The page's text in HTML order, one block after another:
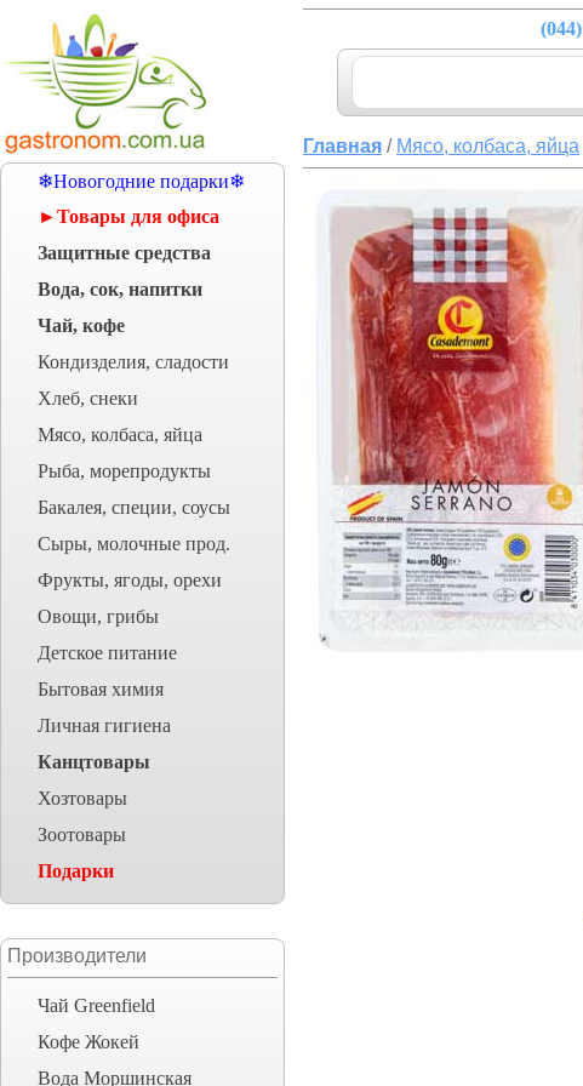
❄Новогодние подарки❄
►Товары для офиса
Защитные средства
Вода, сок, напитки
Чай, кофе
Кондизделия, сладости
Хлеб, снеки
Мясо, колбаса, яйца
Рыба, морепродукты
Бакалея, специи, соусы
Сыры, молочные прод.
Фрукты, ягоды, орехи
Овощи, грибы
Детское питание
Бытовая химия
Личная гигиена
Канцтовары
Хозтовары
Зоотовары
Подарки
Производители
Чай Greenfield
Кофе Жокей
Вода Моршинская
(044)
Главная / Мясо, колбаса, яйца